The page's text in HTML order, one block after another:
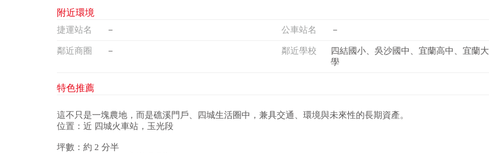
附近環境
捷運站名 － 公車站名 －
鄰近商圈 － 鄰近學校
四結國小、吳沙國中、宜蘭高中、宜蘭大
學
特色推薦
這不只是一塊農地，而是礁溪門戶、四城生活圈中，兼具交通、環境與未來性的長期資產。
位置：近 四城火車站，玉光段
坪數：約 2 分半